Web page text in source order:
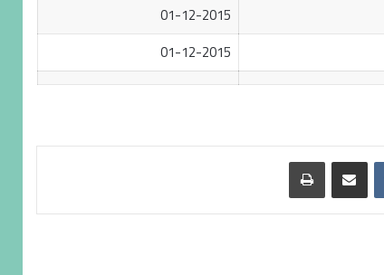
01-12-2015
01-12-2015